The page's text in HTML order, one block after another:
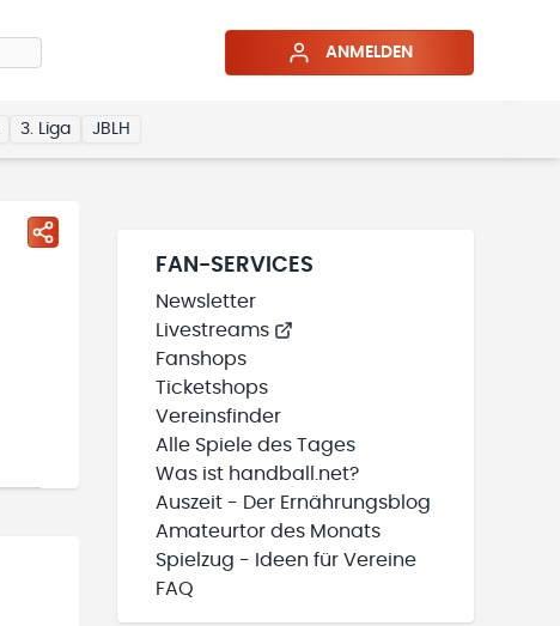
ANMELDEN
3. Liga JBLH
FAN-SERVICES
Newsletter
Livestreams
Fanshops
Ticketshops
Vereinsfinder
Alle Spiele des Tages
Was ist handball.net?
Auszeit - Der Ernährungsblog
Amateurtor des Monats
Spielzug - Ideen für Vereine
FAQ